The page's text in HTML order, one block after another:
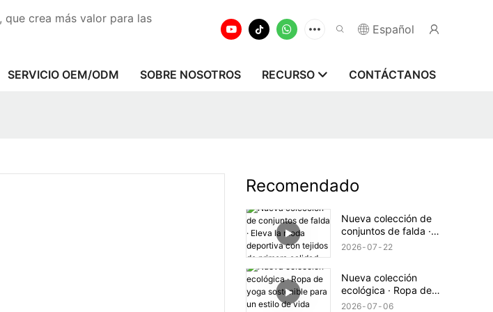
crea más valor para las
Español
SERVICIO OEM/ODM SOBRE NOSOTROS RECURSO CONTÁCTANOS
Recomendado
Nueva colección de
conjuntos de falda ·
Eleva la moda
2026 07 22
Nueva colección
ecológica · Ropa de
yoga sostenible para
2026 07 06